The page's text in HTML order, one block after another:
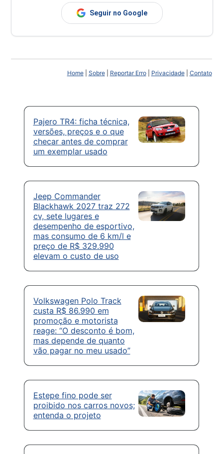
Seguir no Google
Home| Sobre| Reportar Erro| Privacidade| Contato
Pajero TR4: ficha técnica,
versões, preços e o que
checar antes de comprar
um exemplar usado
Jeep Commander
Blackhawk 2027 traz 272
cv, sete lugares e
desempenho de esportivo,
mas consumo de 6 km/l e
preço de R$ 329.990
elevam o custo de uso
Volkswagen Polo Track
custa R$ 86.990 em
promoção e motorista
reage: “O desconto é bom,
mas depende de quanto
vão pagar no meu usado”
Estepe fino pode ser
proibido nos carros novos;
entenda o projeto